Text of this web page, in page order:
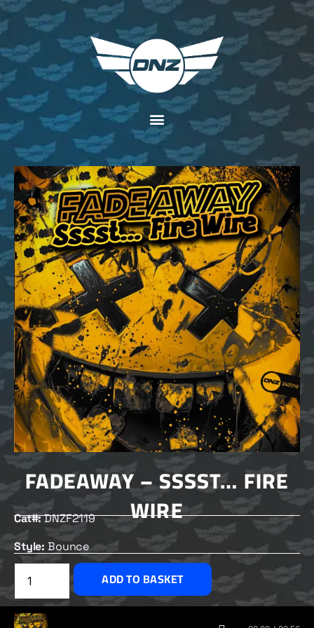
FADEAWAY – SSSST… FIRE
WIRE
Cat#:DNZF2119
Style: Bounce
£2.50
ADD TO BASKET